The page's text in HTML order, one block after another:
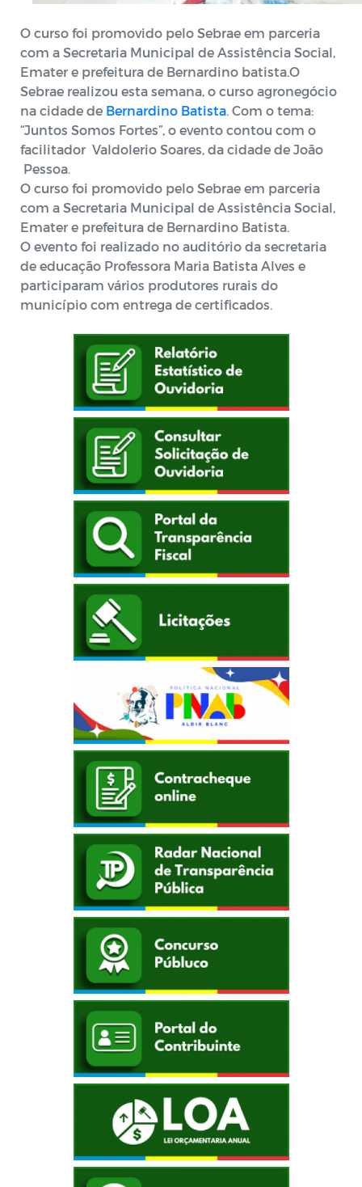
O curso foi promovido pelo Sebrae em parceria
com a Secretaria Municipal de Assistência Social,
Emater e prefeitura de Bernardino batista.O
Sebrae realizou esta semana, o curso agronegócio
na cidade de Bernardino Batista. Com o tema:
“Juntos Somos Fortes”, o evento contou com o
facilitador Valdolerio Soares, da cidade de João
Pessoa.
O curso foi promovido pelo Sebrae em parceria
com a Secretaria Municipal de Assistência Social,
Emater e prefeitura de Bernardino Batista.
O evento foi realizado no auditório da secretaria
de educação Professora Maria Batista Alves e
participaram vários produtores rurais do
município com entrega de certificados.